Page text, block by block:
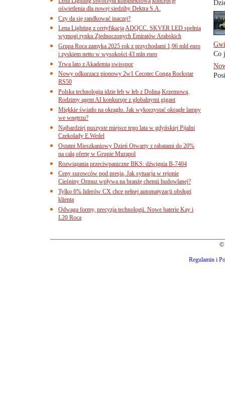
Co
oświetlenia dla nowej siedziby Dektra S.A.
Czy da się randkować inaczej?
Lena Lighting z certyfikacją ADQCC. SKVER LED spełnia
wymogi rynku Zjednoczonych Emiratów Arabskich
Grupa Roca zamyka 2025 rok z przychodami 1,96 mld euro
i zyskiem netto w wysokości 43 mln euro
Trwa lato z Akademią swisspor
Nowy odkurzacz pionowy 2w1 Cecotec Conga Rockstar
RS50
Polska technologia idzie łeb w łeb z Doliną Krzemową.
Rodzimy agent AI konkuruje z globalnymi gigant
Miękkie światło na okrągło. Jak wykorzystać okrągłe lampy
we wnętrzu?
Najbardziej puszyste miejsce tego lata w gdyńskiej Pijalni
Czekolady E.Wedel
Ostatni Mieszkaniowy Dzień Otwarty z rabatami do 20%
na całą ofertę w Grupie Murapol
Rozwiązania przeciwpaniczne BKS: dźwignia B-7404
Ceny surowców pod presją. Jak sytuacja w rejonie
Cieśniny Ormuz wpływa na branżę chemii budowlanej?
Tylko 6% liderów CX chce pełnej automatyzacji obsługi
klienta
Odwaga formy, precyzja technologii. Nowe baterie Kay i
L20 Roca
©
Regulamin i